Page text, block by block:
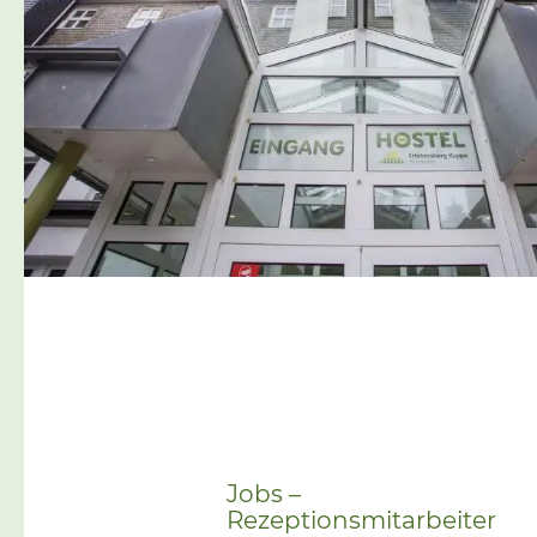
und mehreren Skiabfahrten –
unter anderem der steilsten
Abfahrt nördlich der Mainlinie
– zum Skiliftkarussell
Winterberg. Jedes Jahr
kommen hunderttausende
Gäste in die Ferienregion […]
Jobs –
Rezeptionsmitarbeiter